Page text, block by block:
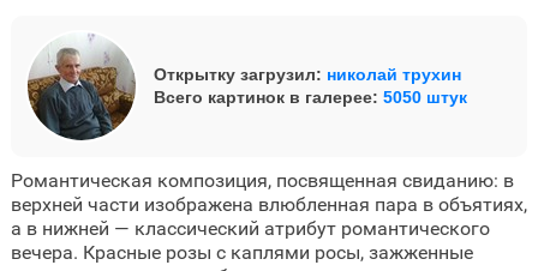
Открытку загрузил: николай трухин
Всего картинок в галерее: 5050 штук
Романтическая композиция, посвященная свиданию: в
верхней части изображена влюбленная пара в объятиях,
а в нижней — классический атрибут романтического
вечера. Красные розы с каплями росы, зажженные